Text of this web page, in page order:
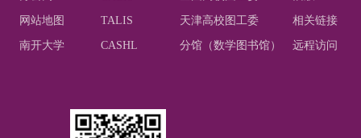
网站地图 TALIS 天津高校图工委 相关链接
南开大学 CASHL 分馆（数学图书馆） 远程访问